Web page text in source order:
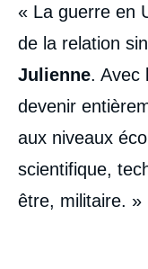
« La guerre en
de la relation
Julienne. Avec
devenir
aux niveaux
scientifique,
être, militaire. »